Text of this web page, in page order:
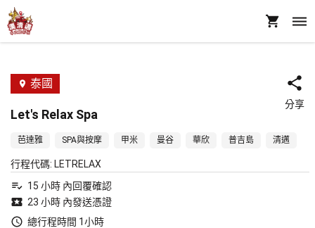
泰國
Let's Relax Spa
分享
芭達雅 SPA與按摩 甲米 曼谷 華欣 普吉島 清邁
行程代碼: LETRELAX
15 小時 內回覆確認
23 小時 內發送憑證
總行程時間 1小時